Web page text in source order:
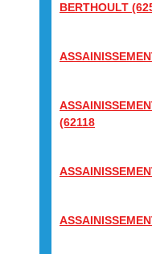
BERTHOULT
(62118